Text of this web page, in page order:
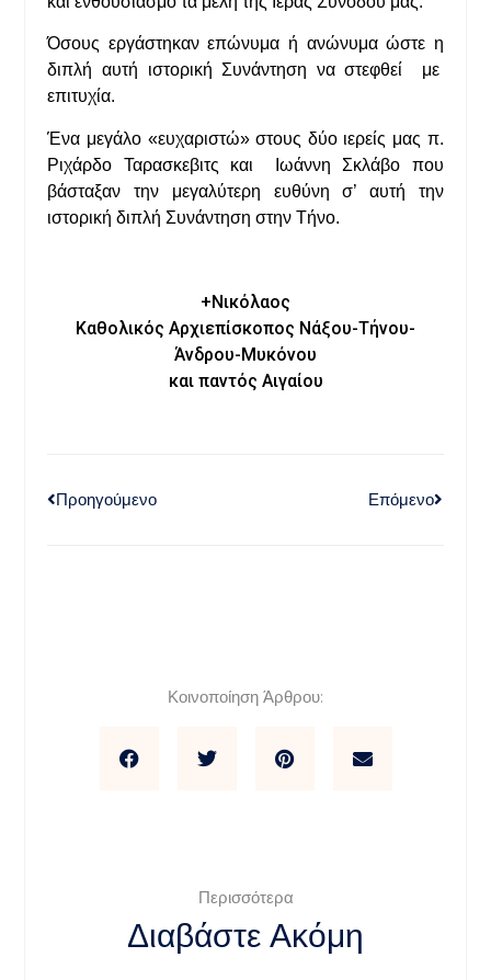
Όσους εργάστηκαν επώνυμα ή ανώνυμα ώστε η
διπλή αυτή ιστορική Συνάντηση να στεφθεί με
επιτυχία.
Ένα μεγάλο «ευχαριστώ» στους δύο ιερείς μας π.
Ριχάρδο Ταρασκεβιτς και Ιωάννη Σκλάβο που
βάσταξαν την μεγαλύτερη ευθύνη σ’ αυτή την
ιστορική διπλή Συνάντηση στην Τήνο.
+Νικόλαος
Καθολικός Αρχιεπίσκοπος Νάξου-Τήνου-
Άνδρου-Μυκόνου
και παντός Αιγαίου
Προηγούμενο Επόμενο
Κοινοποίηση Άρθρου:
Περισσότερα
Διαβάστε Ακόμη